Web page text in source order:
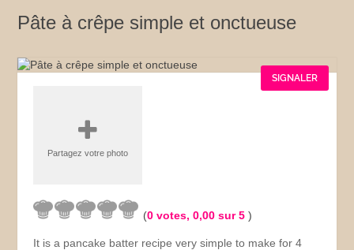
Pâte à crêpe simple et onctueuse
SIGNALER
Partagez votre photo
(0 votes,0,00 sur 5)
It is a pancake batter recipe very simple to make for 4